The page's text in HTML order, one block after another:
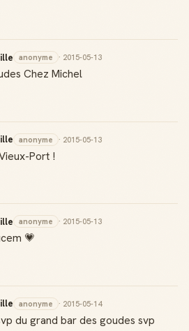
anonyme · 2015-05-13
Chez Michel
anonyme · 2015-05-13
Port !
anonyme · 2015-05-13
💗
anonyme · 2015-05-14
du grand bar des goudes svp